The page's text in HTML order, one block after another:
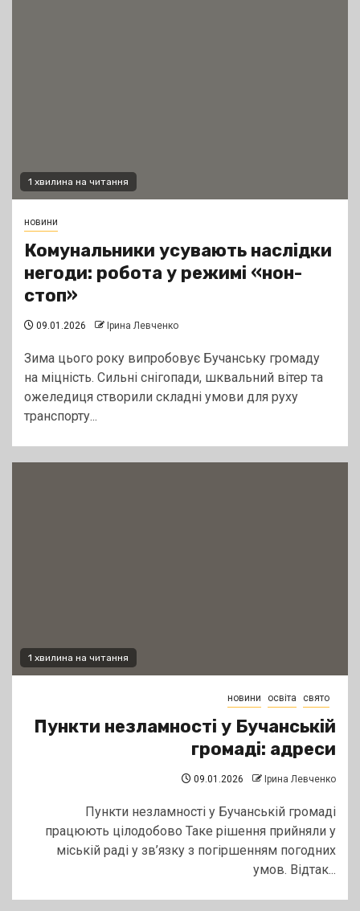
1 хвилина на читання
новини
Комунальники усувають наслідки
негоди: робота у режимі «нон-
стоп»
09.01.2026 Ірина Левченко
Зима цього року випробовує Бучанську громаду
на міцність. Сильні снігопади, шквальний вітер та
ожеледиця створили складні умови для руху
транспорту...
1 хвилина на читання
новини освіта свято
Пункти незламності у Бучанській
громаді: адреси
09.01.2026 Ірина Левченко
Пункти незламності у Бучанській громаді
працюють цілодобово Таке рішення прийняли у
міській раді у зв’язку з погіршенням погодних
умов. Відтак...